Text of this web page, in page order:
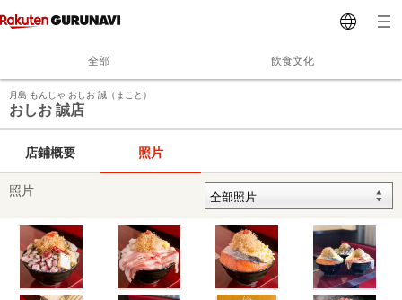
全部 飲食文化
月島 もんじゃ おしお 誠（まこと）
おしお 誠店
店鋪概要 照片
照片